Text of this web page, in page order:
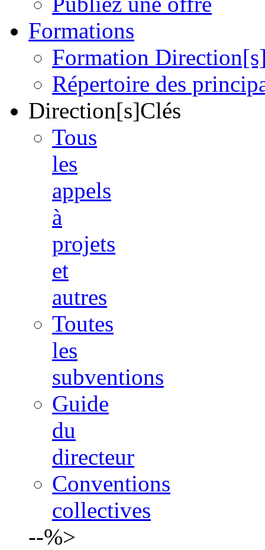
Formations
Formation
Répertoire des
Direction[s]Clés
Tous
les
appels
à
projets
et
autres
Toutes
les
subventions
Guide
du
directeur
Conventions
collectives
--%>